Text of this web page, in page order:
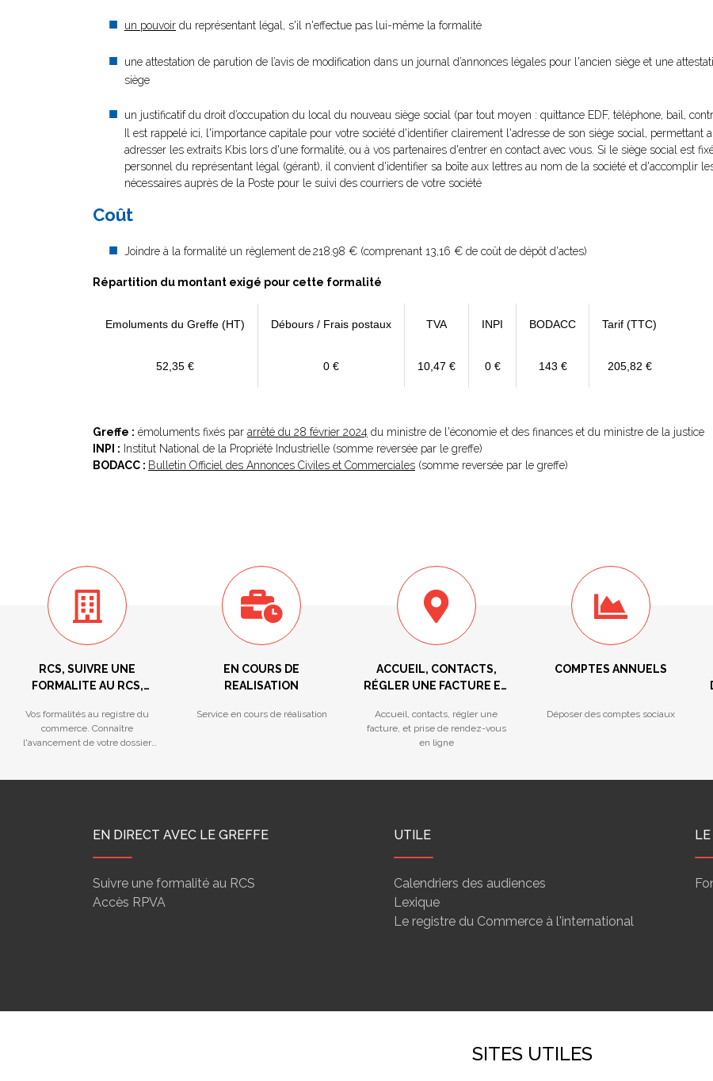
un pouvoir du représentant légal, s'il n'effectue pas lui-même la formalité
une attestation de parution de l’avis de modification dans un journal d’annonces légales pour l'ancien siège et une
siège
un justificatif du droit d’occupation du local du nouveau siège social (par tout moyen : quittance EDF, téléphone, bail,
Il est rappelé ici, l'importance capitale pour votre société d'identifier clairement l'adresse de son siège social, permettant
adresser les extraits Kbis lors d'une formalité, ou à vos partenaires d'entrer en contact avec vous. Si le siège social est
personnel du représentant légal (gérant), il convient d'identifier sa boîte aux lettres au nom de la société et d'accomplir
nécessaires auprès de la Poste pour le suivi des courriers de votre société
Coût
Joindre à la formalité un règlement de218.98 € (comprenant 13,16 € de coût de dépôt d'actes)
Répartition du montant exigé pour cette formalité
Emoluments du Greffe (HT) Débours / Frais postaux TVA INPI BODACC Tarif (TTC)
52,35 € 0 € 10,47 € 0 € 143 € 205,82 €
Greffe : émoluments fixés par arrêté du 28 février 2024 du ministre de l'économie et des finances et du ministre de la justice
INPI : Institut National de la Propriété Industrielle (somme reversée par le greffe)
BODACC : Bulletin Officiel des Annonces Civiles et Commerciales (somme reversée par le greffe)
RCS, SUIVRE UNE
FORMALITE AU RCS,
HYPOTHEQUES
MARITIMES...
Vos formalités au registre du
commerce. Connaître
l'avancement de votre dossier
EN COURS DE
REALISATION
Service en cours de réalisation
ACCUEIL, CONTACTS,
RÉGLER UNE FACTURE ET
Accueil, contacts, régler une
facture, et prise de rendez-vous
en ligne
COMPTES ANNUELS
Déposer des comptes sociaux
EN DIRECT AVEC LE GREFFE
Suivre une formalité au RCS
Accès RPVA
UTILE
Calendriers des audiences
Lexique
Le registre du Commerce à l'international
SITES UTILES